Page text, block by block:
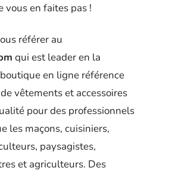
vous en faites pas !
référer au
qui est leader en la
en ligne référence
vêtements et accessoires
pour des professionnels
les maçons, cuisiniers,
paysagistes,
et agriculteurs. Des